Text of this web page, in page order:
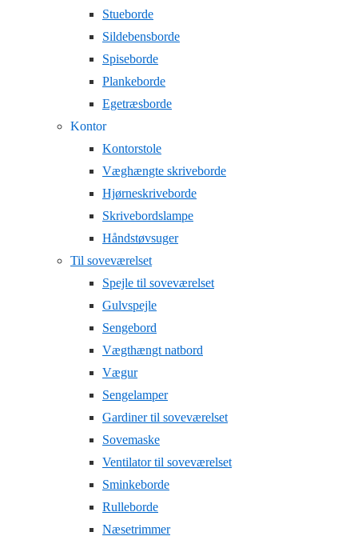
Stueborde
Sildebensborde
Spiseborde
Plankeborde
Egetræsborde
Kontor
Kontorstole
Væghængte skriveborde
Hjørneskriveborde
Skrivebordslampe
Håndstøvsuger
Til soveværelset
Spejle til soveværelset
Gulvspejle
Sengebord
Vægthængt natbord
Vægur
Sengelamper
Gardiner til soveværelset
Sovemaske
Ventilator til soveværelset
Sminkeborde
Rulleborde
Næsetrimmer